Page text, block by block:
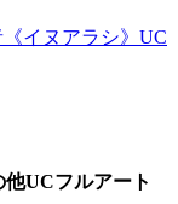
他UCフルアート